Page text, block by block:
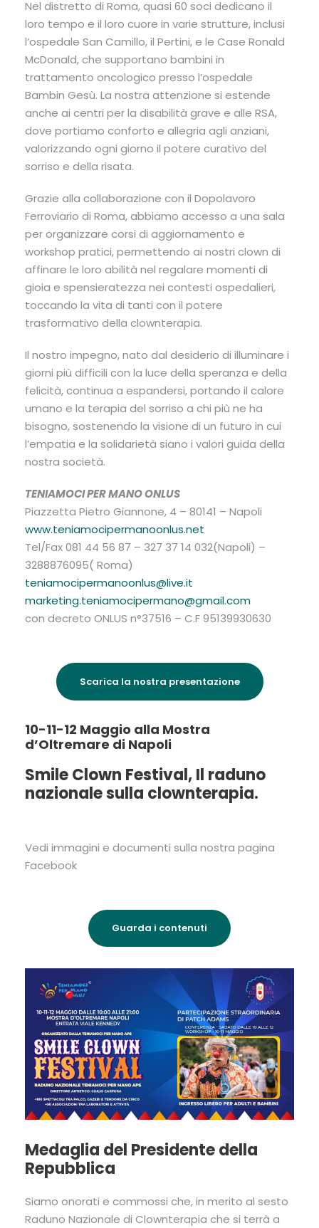
Nel distretto di Roma, quasi 60 soci dedicano il
loro tempo e il loro cuore in varie strutture, inclusi
l’ospedale San Camillo, il Pertini, e le Case Ronald
McDonald, che supportano bambini in
trattamento oncologico presso l’ospedale
Bambin Gesù. La nostra attenzione si estende
anche ai centri per la disabilità grave e alle RSA,
dove portiamo conforto e allegria agli anziani,
valorizzando ogni giorno il potere curativo del
sorriso e della risata.
Grazie alla collaborazione con il Dopolavoro
Ferroviario di Roma, abbiamo accesso a una sala
per organizzare corsi di aggiornamento e
workshop pratici, permettendo ai nostri clown di
affinare le loro abilità nel regalare momenti di
gioia e spensieratezza nei contesti ospedalieri,
toccando la vita di tanti con il potere
trasformativo della clownterapia.
Il nostro impegno, nato dal desiderio di illuminare i
giorni più difficili con la luce della speranza e della
felicità, continua a espandersi, portando il calore
umano e la terapia del sorriso a chi più ne ha
bisogno, sostenendo la visione di un futuro in cui
l’empatia e la solidarietà siano i valori guida della
nostra società.
TENIAMOCI PER MANO ONLUS
Piazzetta Pietro Giannone, 4 – 80141 – Napoli
www.teniamocipermanoonlus.net
Tel/Fax 081 44 56 87 – 327 37 14 032(Napoli) –
3288876095( Roma)
teniamocipermanoonlus@live.it
marketing.teniamocipermano@gmail.com
con decreto ONLUS n°37516 – C.F 95139930630
Scarica la nostra presentazione
10-11-12 Maggio alla Mostra
d’Oltremare di Napoli
Smile Clown Festival, Il raduno
nazionale sulla clownterapia.
Vedi immagini e documenti sulla nostra pagina
Facebook
Guarda i contenuti
Medaglia del Presidente della
Repubblica
Siamo onorati e commossi che, in merito al sesto
Raduno Nazionale di Clownterapia che si terrà a